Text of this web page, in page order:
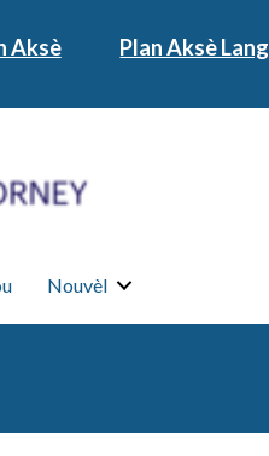
Aksè Plan Aksè Lang
Nouvèl